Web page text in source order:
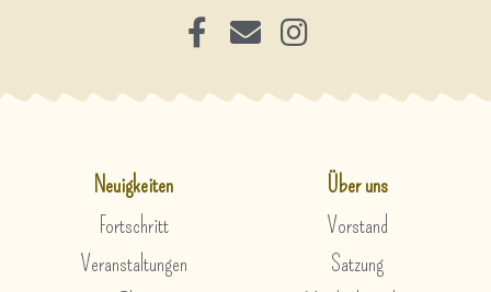
Neuigkeiten
Fortschritt
Veranstaltungen
Über uns
Vorstand
Satzung